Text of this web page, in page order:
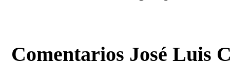
Comentarios José Luis